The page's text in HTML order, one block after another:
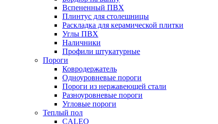
Вспененный ПВХ
Плинтус для столешницы
Раскладка для керамической плитки
Углы ПВХ
Наличники
Профили штукатурные
Пороги
Ковродержатель
Одноуровневые пороги
Пороги из нержавеющей стали
Разноуровневые пороги
Угловые пороги
Теплый пол
CALEO